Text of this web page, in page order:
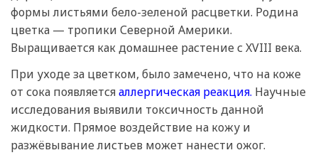
формы листьями бело-зеленой расцветки. Родина
цветка — тропики Северной Америки.
Выращивается как домашнее растение с XVIII века.
При уходе за цветком, было замечено, что на коже
от сока появляетсяаллергическая реакция. Научные
исследования выявили токсичность данной
жидкости. Прямое воздействие на кожу и
разжёвывание листьев может нанести ожог.